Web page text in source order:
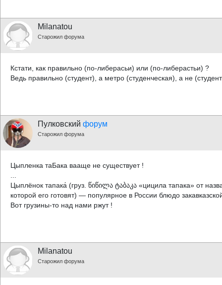
Milanatou
Старожил форума
Кстати, как правильно (по-либеpacьи) или (по-либеpacтьи) ?
Ведь правильно (студент), а метро (студенческая), а не
Пулковский форум
Старожил форума
Цыпленка таБака вааще не существует !
Цыплёнок тапака́ (груз. წიწილა ტაბაკა «цицила тапака» от
которой его готовят) — популярное в России блюдо
Вот грузины-то над нами ржут !
Milanatou
Старожил форума